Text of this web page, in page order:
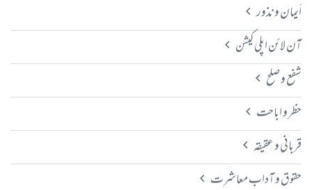
اَیمان و نذور
آن لائن اپلی کیشن
شفع و صلح
حظر و اباحت
قربانی و عقیقہ
حقوق و آداب معاشرت